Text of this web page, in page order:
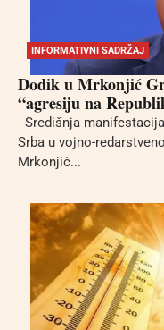
INFORMATIVNI SADRŽAJ
Dodik u Mrkonjić
“agresiju na
Središnja
Srba u vojno-
Mrkonjić...